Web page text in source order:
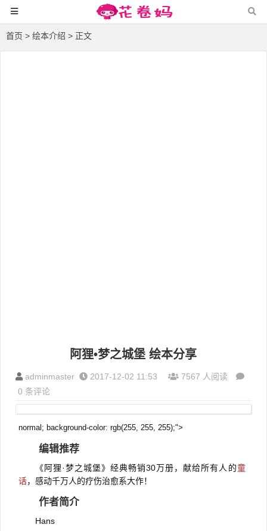
首页 > 绘本介绍 > 正文
阿狸•梦之城堡 绘本分享
adminmaster 2017-12-02 11:53
7567 人阅读
0 条评论
normal; background-color: rgb(255, 255, 255);">
编辑推荐
《阿狸·梦之城堡》经典畅销30万册，献给所有人的童
话，感动千万人的疗伤治愈系大作！
作者简介
Hans